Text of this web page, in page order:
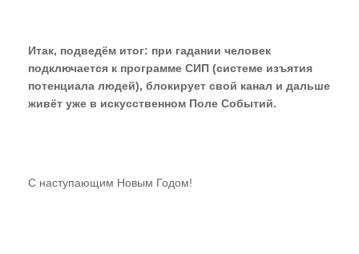
Итак, подведём итог: при гадании человек
подключается к программе СИП (системе изъятия
потенциала людей), блокирует свой канал и дальше
живёт уже в искусственном Поле Событий.
С наступающим Новым Годом!